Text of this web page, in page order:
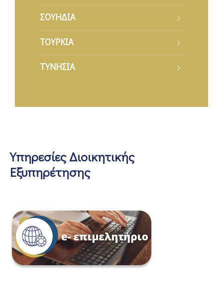
ΣΟΥΗΔΙΑ
ΤΟΥΡΚΙΑ
ΤΥΝΗΣΙΑ
Υπηρεσίες Διοικητικής
Εξυπηρέτησης